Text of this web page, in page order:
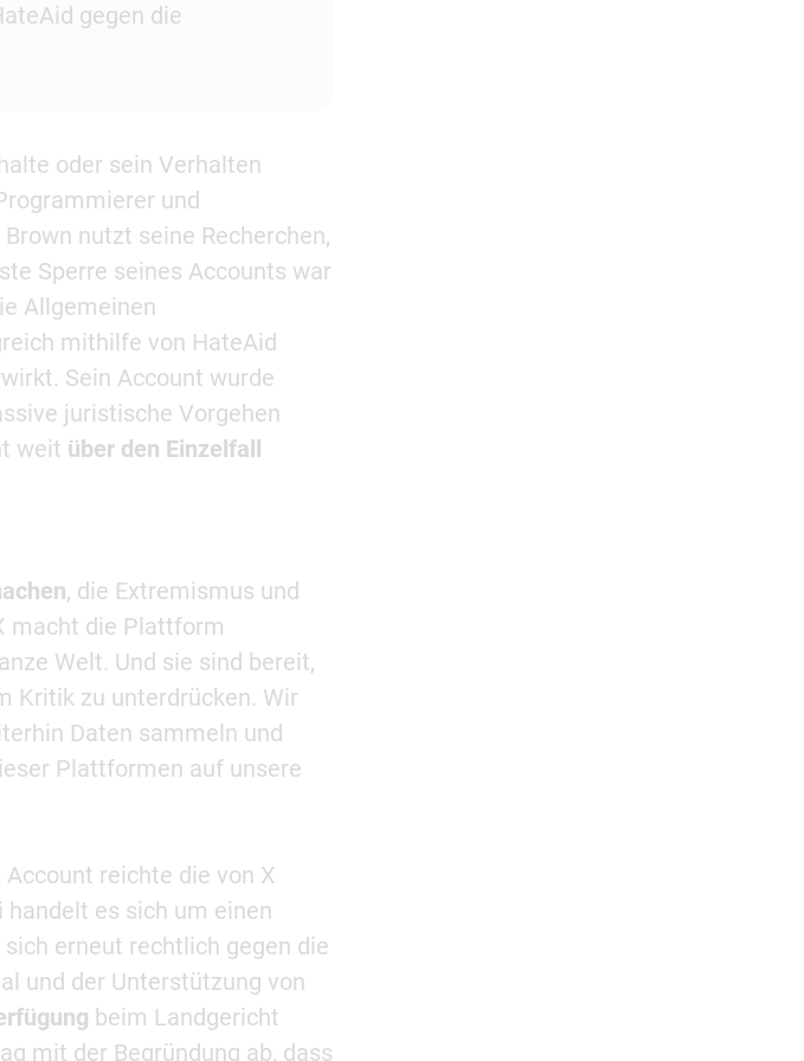
gegen die
oder sein Verhalten
und
nutzt seine Recherchen,
Sperre seines Accounts war
Allgemeinen
mithilfe von HateAid
Sein Account wurde
juristische Vorgehen
weit über den Einzelfall
, die Extremismus und
macht die Plattform
Welt. Und sie sind bereit,
Kritik zu unterdrücken. Wir
Daten sammeln und
Plattformen auf unsere
reichte die von X
handelt es sich um einen
erneut rechtlich gegen die
und der Unterstützung von
beim Landgericht
mit der Begründung ab, dass